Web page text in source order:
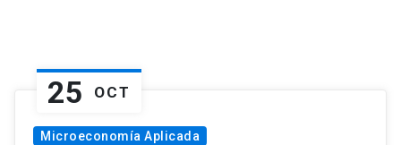
25 OCT
Microeconomía Aplicada